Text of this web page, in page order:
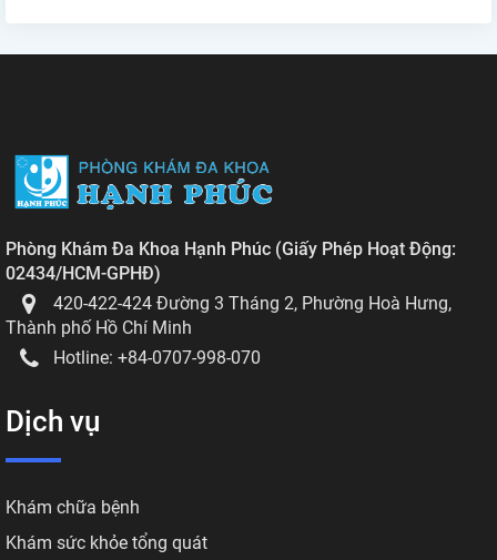
Phòng Khám Đa Khoa Hạnh Phúc (Giấy Phép Hoạt Động:
02434/HCM-GPHĐ)
420-422-424 Đường 3 Tháng 2, Phường Hoà Hưng,
Thành phố Hồ Chí Minh
Hotline: +84-0707-998-070
Dịch vụ
Khám chữa bệnh
Khám sức khỏe tổng quát